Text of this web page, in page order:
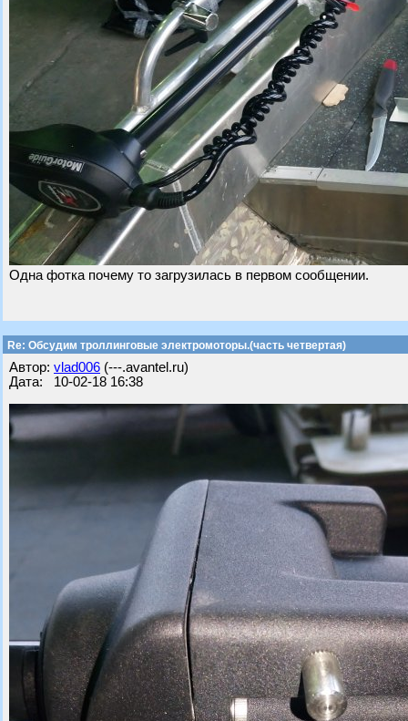
Одна фотка почему то загрузилась в первом сообщении.
Re: Обсудим троллинговые электромоторы.(часть четвертая)
Автор: vlad006 (---.avantel.ru)
Дата: 10-02-18 16:38